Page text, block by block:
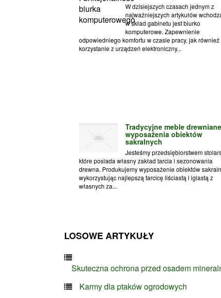
W dzisiejszych czasach jednym z
najważniejszych artykułów
w skład gabinetu jest biurko
komputerowe. Zapewnienie
odpowiedniego komfortu w czasie pracy, jak również
korzystanie z urządzeń elektroniczny...
Tradycyjne meble
wyposażenia obiektów
sakralnych
Jesteśmy przedsiębiorstwem
które posiada własny zakład tarcia i sezonowania
drewna. Produkujemy wyposażenie obiektów
wykorzystując najlepszą tarcicę liściastą i iglastą z
własnych za...
LOSOWE ARTYKUŁY
Skuteczna ochrona przed osadem
Karmy dla ptaków ogrodowych